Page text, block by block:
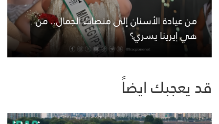
من عيادة الأسنان إلى منصات الجمال.. من
هي إيرينا يسري؟
قد يعجبك ايضاً